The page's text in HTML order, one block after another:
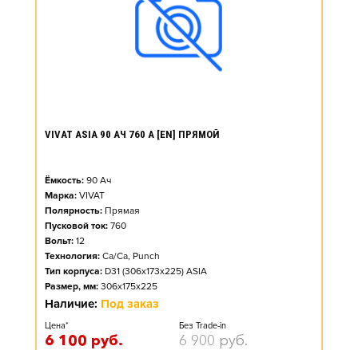
VIVAT ASIA 90 АЧ 760 А [EN] ПРЯМОЙ
Ёмкость: 90 Ач
Марка: VIVAT
Полярность: Прямая
Пусковой ток: 760
Вольт: 12
Технология: Ca/Ca, Punch
Тип корпуса: D31 (306x173x225) ASIA
Размер, мм: 306x175x225
Наличие: Под заказ
Цена*
6 100 руб.
Без Trade-in
6 900 руб.